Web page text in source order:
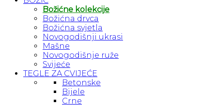
Božićne kolekcije
Božićna drvca
Božićna svjetla
Novogodišnji ukrasi
Mašne
Novogodišnje ruže
Svijeće
TEGLE ZA CVIJEĆE
Betonske
Bijele
Crne